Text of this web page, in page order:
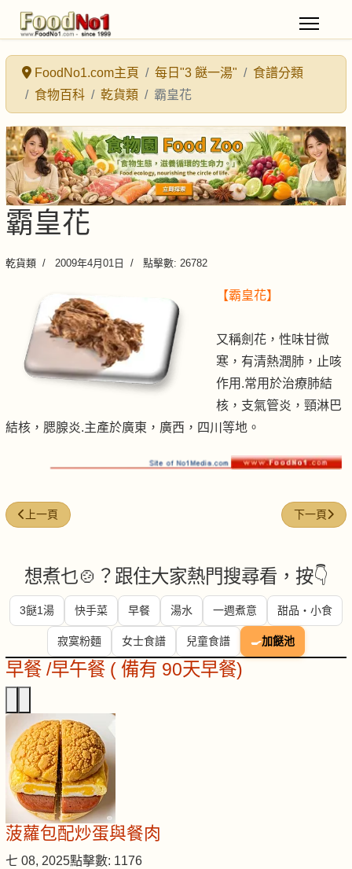
FoodNo1.com主頁 每日"3 餸一湯"
食譜分類
食物百科
乾貨類 霸皇花
霸皇花
乾貨類 2009年4月01日 點擊數: 26782
【霸皇花】
又稱劍花，性味甘微
寒，有清熱潤肺，止咳
作用.常用於治療肺結
核，支氣管炎，頸淋巴
結核，腮腺炎.主產於廣東，廣西，四川等地。
上一篇文章: 陳腎
上一頁 下一篇文章
下一頁
想煮乜🍲？跟住大家熱門搜尋看，按👇
3餸1湯 快手菜 早餐 湯水 一週煮意 甜品・小食
寂寞粉麵 女士食譜 兒童食譜 🍳加餸池
早餐 /早午餐 ( 備有 90天早餐)
菠蘿包配炒蛋與餐肉
七 08, 2025點擊數: 1176